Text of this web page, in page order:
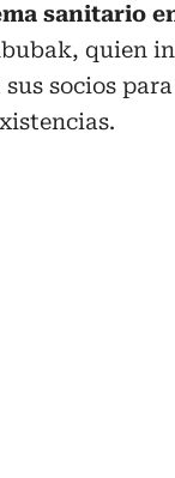
sanitario
quien
socios